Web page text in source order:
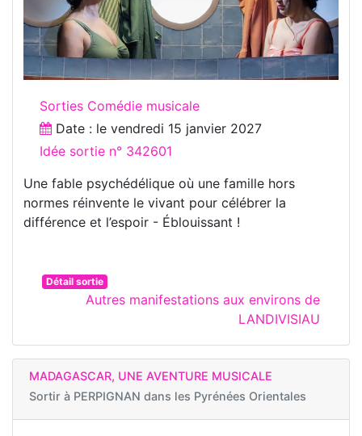
Sorties Comédie musicale
Date : le vendredi 15 janvier 2027
Idée sortie n° 342601
Une fable psychédélique où une famille hors
normes réinvente le vivant pour célébrer la
différence et l’espoir - Éblouissant !
Détail sortie
Autres manifestations aux environs de
LANDIVISIAU
MADAGASCAR, UNE AVENTURE MUSICALE
Sortir à PERPIGNAN dans les Pyrénées Orientales